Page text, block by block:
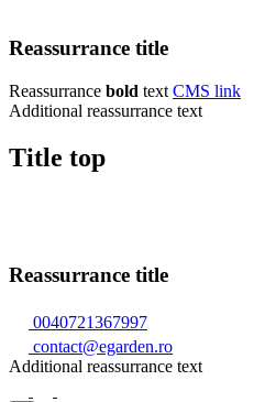
Reassurrance title
Reassurrance bold text CMS link
Additional reassurrance text
Title top
Reassurrance title
0040721367997
contact@egarden.ro
Additional reassurrance text